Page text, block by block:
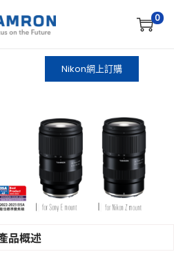
0
Nikon網上訂購
品概述